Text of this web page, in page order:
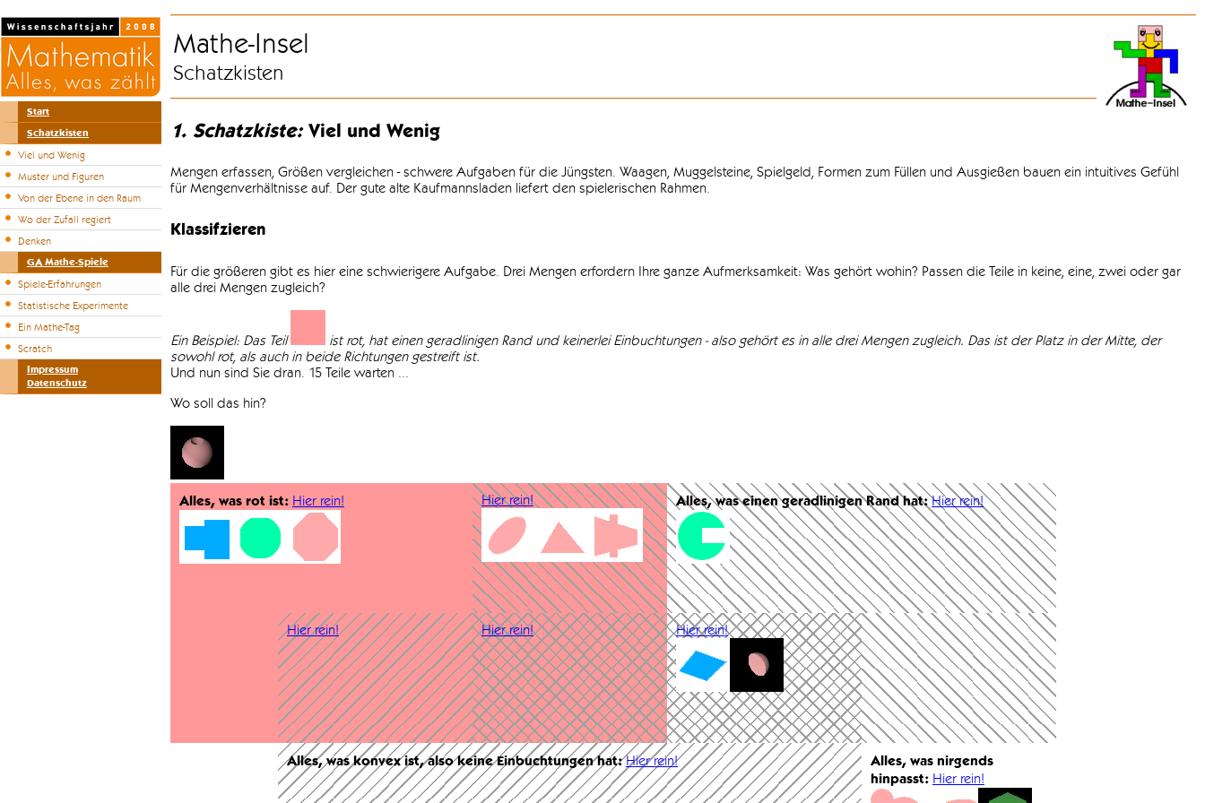
Start
Schatzkisten
Viel und Wenig
Muster und Figuren
Von der Ebene in den Raum
Wo der Zufall regiert
Denken
GA Mathe-Spiele
Spiele-Erfahrungen
Statistische Experimente
Ein Mathe-Tag
Scratch
Impressum
Datenschutz
Mathe-Insel
Schatzkisten
1. Schatzkiste:Viel und Wenig
Mengen erfassen, Größen vergleichen - schwere Aufgaben für die Jüngsten. Waagen, Muggelsteine, Spielgeld, Formen zum Füllen und Ausgießen bauen ein intuitives Gefühl
für Mengenverhältnisse auf. Der gute alte Kaufmannsladen liefert den spielerischen Rahmen.
Klassifzieren
Für die größeren gibt es hier eine schwierigere Aufgabe. Drei Mengen erfordern Ihre ganze Aufmerksamkeit: Was gehört wohin? Passen die Teile in keine, eine, zwei oder gar
alle drei Mengen zugleich?
Ein Beispiel: Das Teil
ist rot, hat einen geradlinigen Rand und keinerlei Einbuchtungen - also gehört es in alle drei Mengen zugleich. Das ist der Platz in der Mitte, der
sowohl rot, als auch in beide Richtungen gestreift ist.
Und nun sind Sie dran. 15 Teile warten ...
Wo soll das hin?
Alles, was rot ist: Hier rein! Hier rein! Alles, was einen geradlinigen Rand hat:Hier rein!
Hier rein! Hier rein! Hier rein!
Alles, was konvex ist, also keine Einbuchtungen hat:Hier rein!
Alles, was nirgends
hinpasst: Hier rein!